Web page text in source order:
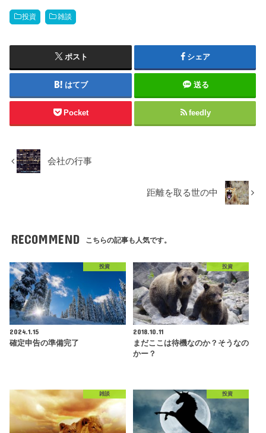
投資 雑談
ポスト シェア
はてブ 送る
Pocket feedly
会社の行事
距離を取る世の中
RECOMMEND こちらの記事も人気です。
投資
2024.1.15
確定申告の準備完了
投資
2018.10.11
まだここは待機なのか？そうなの
かー？
雑談 投資